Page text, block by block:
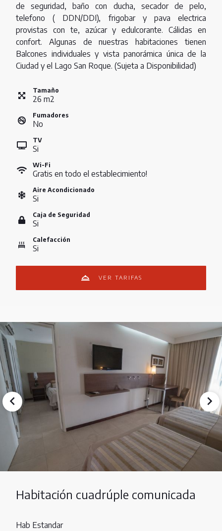
de seguridad, baño con ducha, secador de pelo,
telefono ( DDN/DDI), frigobar y pava electrica
provistas con te, azúcar y edulcorante. Cálidas en
confort. Algunas de nuestras habitaciones tienen
Balcones individuales y vista panorámica única de la
Ciudad y el Lago San Roque. (Sujeta a Disponibilidad)
Tamaño
26 m2
Fumadores
No
TV
Si
Wi-Fi
Gratis en todo el establecimiento!
Aire Acondicionado
Si
Caja de Seguridad
Si
Calefacción
Si
VER TARIFAS
Habitación cuadrúple comunicada
Hab Estandar